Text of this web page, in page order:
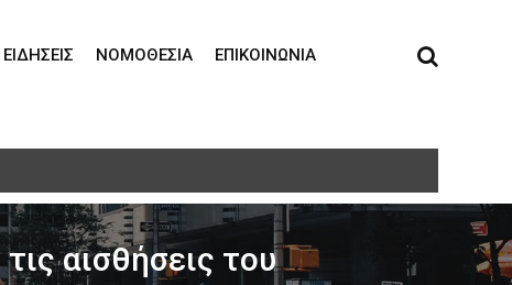
ΕΙΔΉΣΕΙΣ ΝΟΜΟΘΕΣΊΑ ΕΠΙΚΟΙΝΩΝΊΑ
σε ηλικιωμένη
αισθήσεις του